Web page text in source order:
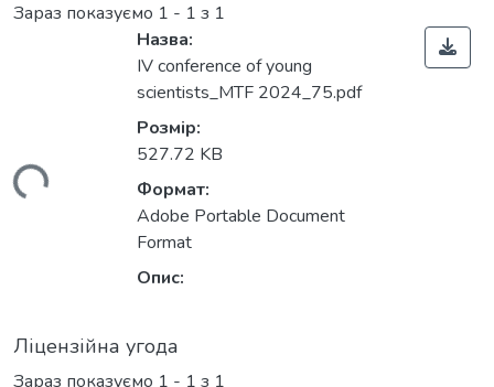
Зараз показуємо 1 - 1 з 1
Назва:
ІV conference of young
scientists_MTF 2024_75.pdf
Розмір:
527.72 KB
Формат:
Adobe Portable Document
Format
Опис:
Ліцензійна угода
Зараз показуємо 1 - 1 з 1